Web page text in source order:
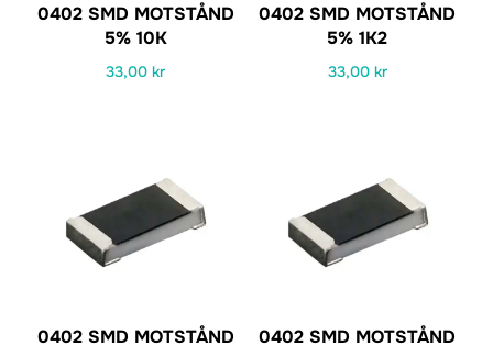
0402 SMD MOTSTÅND
5% 10K
33,00kr
0402 SMD MOTSTÅND
5% 1K2
33,00 kr
0402 SMD MOTSTÅND 0402 SMD MOTSTÅND